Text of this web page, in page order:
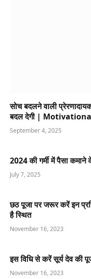
सोच बदलने वाली
बदल देगी |
September 4, 2025
2024 की गर्मी में पैसा
July 7, 2025
छठ पूजा पर जरूर करें इन
है स्थित
November 16, 2023
इस विधि से करें सूर्य देव की
November 16, 2023